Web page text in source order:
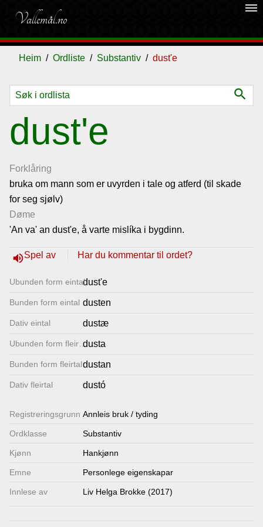
Vallemål.no
dehaze
Heim Ordliste Substantiv dust'e
search
dust'e
Forklåring
bruka om mann som er uvyrden i tale og atferd (til skade
for seg sjølv)
Døme
'An va' an dust'e, å varte mislíka i bygdinn.
volume_upSpel av Har du kommentar til ordet?
Ubunden form eintaldust'e
Bunden form eintal dusten
Dativ eintal dustæ
Ubunden form fleirtal
dusta
Bunden form fleirtaldustan
Dativ fleirtal dustó
Registrerings­grunn Annleis bruk / tyding
Ordklasse Substantiv
Kjønn Hankjønn
Emne Personlege eigenskapar
Innlese av Liv Helga Brokke (2017)
Ordliste
Om
vallemålet
Gjestebok
Lenkjer
Kontakt
oss